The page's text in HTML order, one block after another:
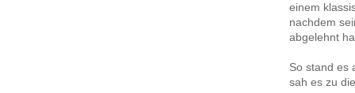
einem
nachdem
abgelehnt
So stand es
sah es zu